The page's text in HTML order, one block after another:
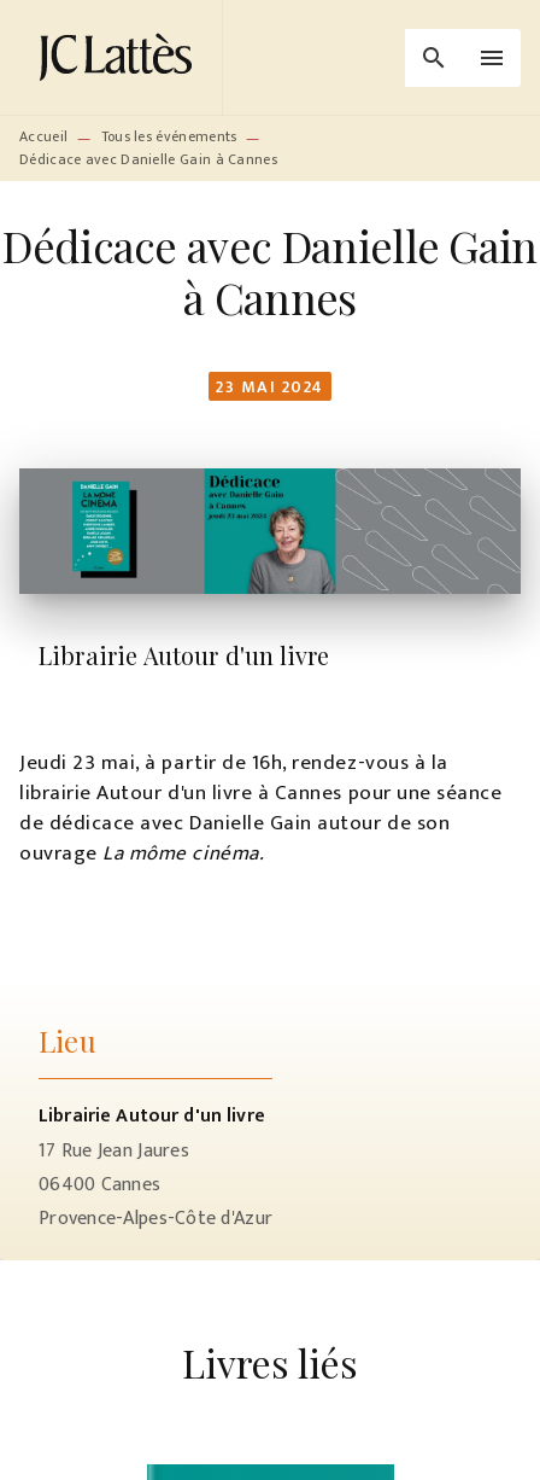
MENU RECHERCHE
PIED DE PAGE
search menu
Accueil — Tous les événements —
Dédicace avec Danielle Gain à Cannes
Dédicace avec Danielle Gain
à Cannes
23 MAI 2024
Librairie Autour d'un livre
Jeudi 23 mai, à partir de 16h, rendez-vous à la
librairie Autour d'un livre à Cannes pour une séance
de dédicace avec Danielle Gain autour de son
ouvrage La môme cinéma.
Lieu
Librairie Autour d'un livre
17 Rue Jean Jaures
06400 Cannes
Provence-Alpes-Côte d'Azur
Livres liés